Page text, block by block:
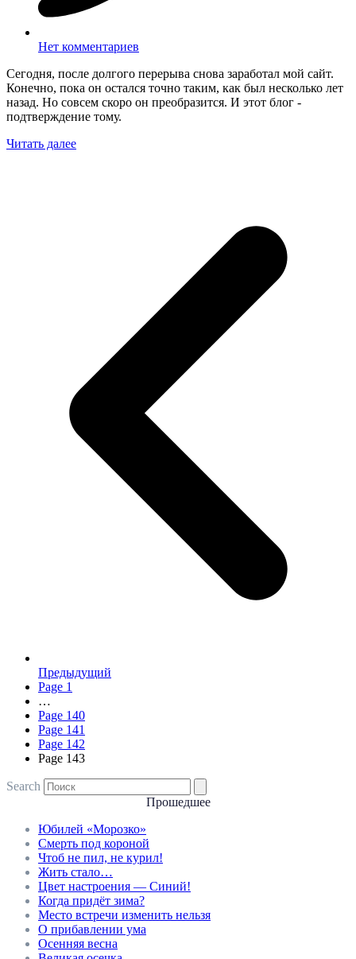
Нет комментариев
Сегодня, после долгого перерыва снова заработал мой сайт.
Конечно, пока он остался точно таким, как был несколько лет
назад. Но совсем скоро он преобразится. И этот блог -
подтверждение тому.
Читать далее
Предыдущий
Page 1
…
Page 140
Page 141
Page 142
Page 143
Search
Прошедшее
Юбилей «Морозко»
Смерть под короной
Чтоб не пил, не курил!
Жить стало…
Цвет настроения — Синий!
Когда придёт зима?
Место встречи изменить нельзя
О прибавлении ума
Осенняя весна